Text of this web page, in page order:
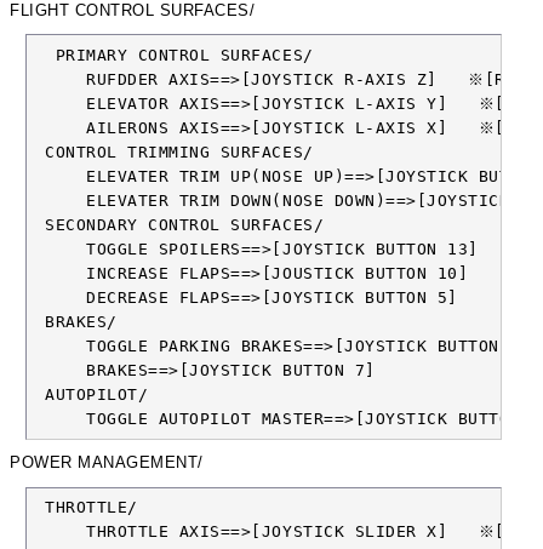
FLIGHT CONTROL SURFACES/
  PRIMARY CONTROL SURFACES/
RUFDDER AXIS==>[JOYSTICK R-AXIS Z]
ELEVATOR AXIS==>[JOYSTICK L-AXIS Y]
AILERONS AXIS==>[JOYSTICK L-AXIS X]
CONTROL TRIMMING SURFACES/
ELEVATER TRIM UP(NOSE UP)==>[JOYSTICK
ELEVATER TRIM DOWN(NOSE DOWN)==>[JOYSTICK
SECONDARY CONTROL SURFACES/
     TOGGLE SPOILERS==>[JOYSTICK BUTTON 13]
     INCREASE FLAPS==>[JOUSTICK BUTTON 10]
     DECREASE FLAPS==>[JOYSTICK BUTTON 5]
BRAKES/
     TOGGLE PARKING BRAKES==>[JOYSTICK BUTTON 14]
     BRAKES==>[JOYSTICK BUTTON 7]
AUTOPILOT/
TOGGLE AUTOPILOT MASTER==>[JOYSTICK BUTTON
POWER MANAGEMENT/
THROTTLE/
THROTTLE AXIS==>[JOYSTICK SLIDER X]